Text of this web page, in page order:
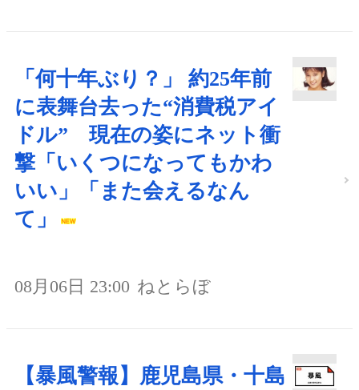
「何十年ぶり？」 約25年前
に表舞台去った“消費税アイ
ドル” 現在の姿にネット衝
撃「いくつになってもかわ
いい」「また会えるなん
て」
08月06日 23:00 ねとらぼ
【暴風警報】鹿児島県・十島